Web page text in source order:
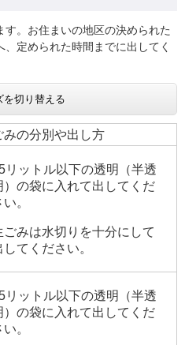
。お住まいの地区の決められた
定められた時間までに出してく
を切り替える
みの分別や出し方
リットル以下の透明（半透
）の袋に入れて出してくだ
い。
ごみは水切りを十分にして
してください。
リットル以下の透明（半透
）の袋に入れて出してくだ
い。